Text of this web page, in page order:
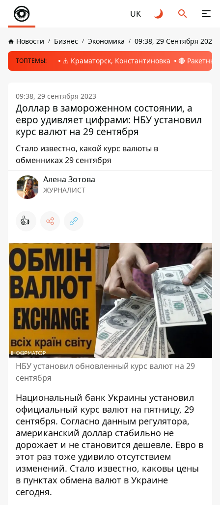
UK
Новости Бизнес Экономика 09:38, 29 Сентября 2023
ТОПТЕМЫ: ⚠️ Краматорск, Константиновка 🔴
09:38, 29 сентября 2023
Доллар в замороженном состоянии, а
евро удивляет цифрами: НБУ установил
курс валют на 29 сентября
Стало известно, какой курс валюты в
обменниках 29 сентября
Алена Зотова
ЖУРНАЛИСТ
👍
НБУ установил обновленный курс валют на 29
сентября
Национальный банк Украины установил
официальный курс валют на пятницу, 29
сентября. Согласно данным регулятора,
американский доллар стабильно не
дорожает и не становится дешевле. Евро в
этот раз тоже удивило отсутствием
изменений. Стало известно, каковы цены
в пунктах обмена валют в Украине
сегодня.